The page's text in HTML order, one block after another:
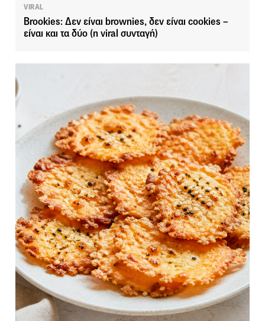
VIRAL
Brookies: Δεν είναι brownies, δεν είναι cookies –
είναι και τα δύο (η viral συνταγή)